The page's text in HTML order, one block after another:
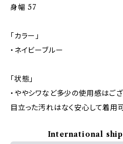
身幅 57
「カラー」
・ネイビーブルー
「状態」
・ややシワなど多少の使用感はござ
目立った汚れはなく安心して着用
International